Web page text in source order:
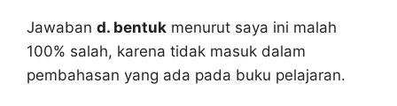
Jawaban d. bentuk menurut saya ini malah
100% salah, karena tidak masuk dalam
pembahasan yang ada pada buku pelajaran.